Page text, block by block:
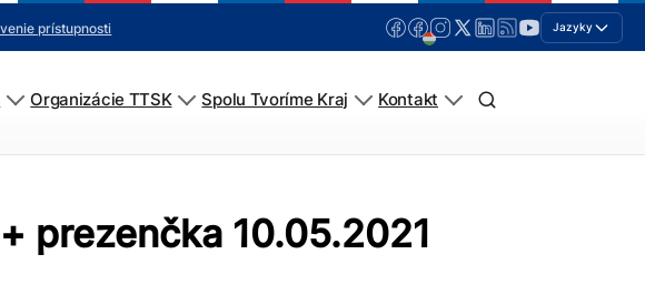
prístupnosti Jazyky
Organizácie TTSK Spolu Tvoríme Kraj Kontakt
prezenčka 10.05.2021